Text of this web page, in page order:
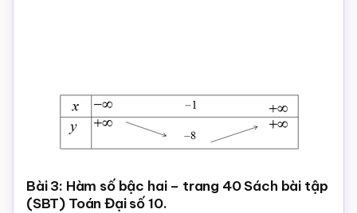
Bài 3: Hàm số bậc hai – trang 40 Sách bài tập
(SBT) Toán Đại số 10.